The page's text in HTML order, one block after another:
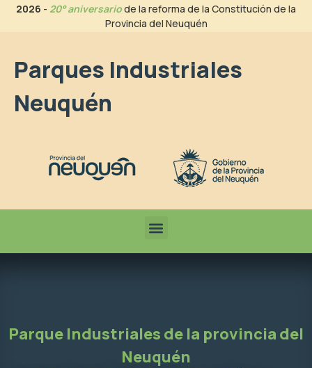
2026 - 20° aniversariode la reforma de la Constitución de la
Provincia del Neuquén
Parques Industriales
Neuquén
Parque Industriales de la provincia del
Neuquén